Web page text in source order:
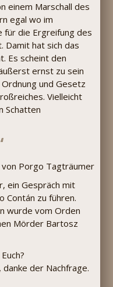
einem Marschall des
egal wo im
für die Ergreifung des
Damit hat sich das
Es scheint den
ernst zu sein
und Gesetz
Vielleicht
Schatten
von Porgo Tagträumer
ein Gespräch mit
Contán zu führen.
wurde vom Orden
Mörder Bartosz
danke der Nachfrage.